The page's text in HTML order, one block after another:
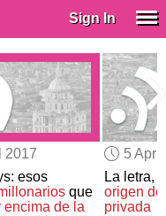
Sign In
2017
esos
que
encima de la
5
La letra,
origen
privada